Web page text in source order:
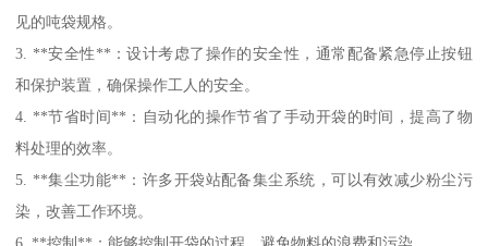
见的吨袋规格。
3. **安全性**：设计考虑了操作的安全性，通常配备紧急停止按钮
和保护装置，确保操作工人的安全。
4. **节省时间**：自动化的操作节省了手动开袋的时间，提高了物
料处理的效率。
5. **集尘功能**：许多开袋站配备集尘系统，可以有效减少粉尘污
染，改善工作环境。